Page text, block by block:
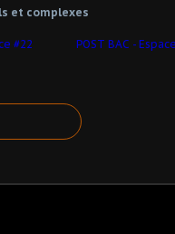
et complexes
#22 POST BAC -